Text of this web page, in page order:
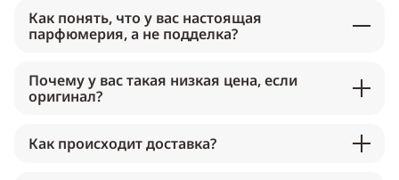
Как понять, что у вас настоящая
парфюмерия, а не подделка?
Почему у вас такая низкая цена, если
оригинал?
Как происходит доставка?